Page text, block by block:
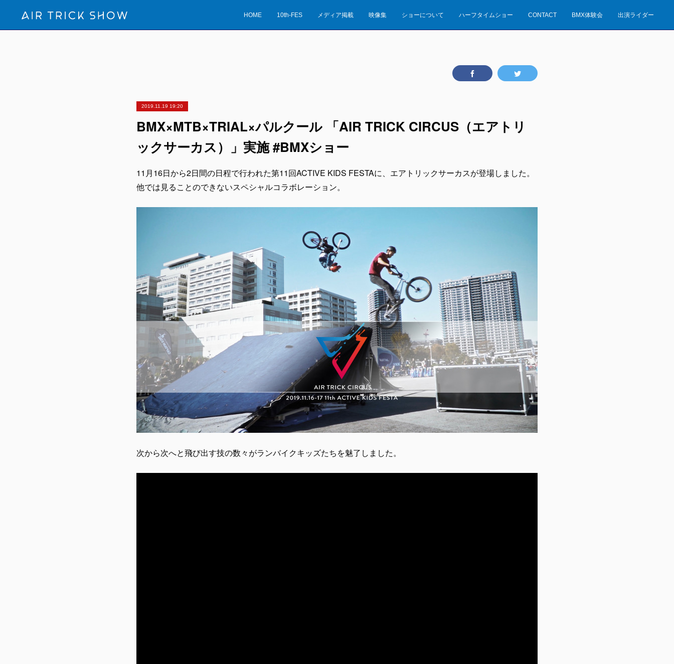
HOME 10th-FES メディア掲載 映像集 ショーについて ハーフタイムショー CONTACT BMX体験会 出演ライダー
2019.11.19 19:20
BMX×MTB×TRIAL×パルクール 「AIR TRICK CIRCUS（エアトリ
ックサーカス）」実施 #BMXショー
11月16日から2日間の日程で行われた第11回ACTIVE KIDS FESTAに、エアトリックサーカスが登場しました。
他では見ることのできないスペシャルコラボレーション。
次から次へと飛び出す技の数々がランバイクキッズたちを魅了しました。